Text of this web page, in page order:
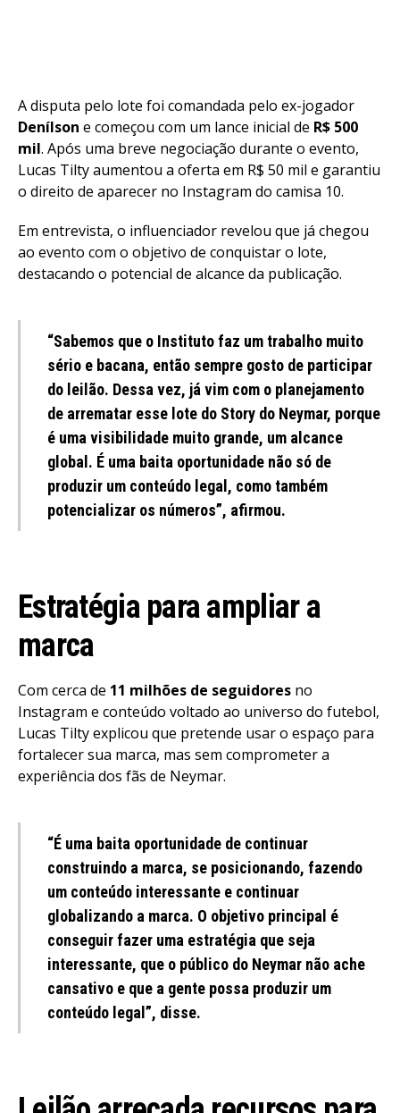
A disputa pelo lote foi comandada pelo ex-jogador
Denílson e começou com um lance inicial de R$ 500
mil. Após uma breve negociação durante o evento,
Lucas Tilty aumentou a oferta em R$ 50 mil e garantiu
o direito de aparecer no Instagram do camisa 10.
Em entrevista, o influenciador revelou que já chegou
ao evento com o objetivo de conquistar o lote,
destacando o potencial de alcance da publicação.
“Sabemos que o Instituto faz um trabalho muito
sério e bacana, então sempre gosto de participar
do leilão. Dessa vez, já vim com o planejamento
de arrematar esse lote do Story do Neymar, porque
é uma visibilidade muito grande, um alcance
global. É uma baita oportunidade não só de
produzir um conteúdo legal, como também
potencializar os números”, afirmou.
Estratégia para ampliar a
marca
Com cerca de 11 milhões de seguidores no
Instagram e conteúdo voltado ao universo do futebol,
Lucas Tilty explicou que pretende usar o espaço para
fortalecer sua marca, mas sem comprometer a
experiência dos fãs de Neymar.
“É uma baita oportunidade de continuar
construindo a marca, se posicionando, fazendo
um conteúdo interessante e continuar
globalizando a marca. O objetivo principal é
conseguir fazer uma estratégia que seja
interessante, que o público do Neymar não ache
cansativo e que a gente possa produzir um
conteúdo legal”, disse.